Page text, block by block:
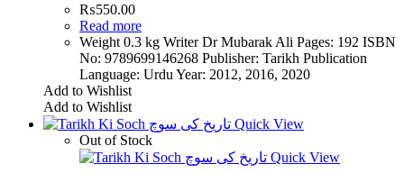
₨550.00
Read more
Weight 0.3 kg Writer Dr Mubarak Ali Pages: 192 ISBN
No: 9789699146268 Publisher: Tarikh Publication
Language: Urdu Year: 2012, 2016, 2020
Add to Wishlist
Add to Wishlist
Quick View
Out of Stock
Quick View